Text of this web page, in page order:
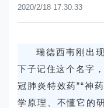
2020/2/18 17:30:33
瑞德西韦刚出
下子记住这个名字
冠肺炎特效药”“神
学原理、不懂它的